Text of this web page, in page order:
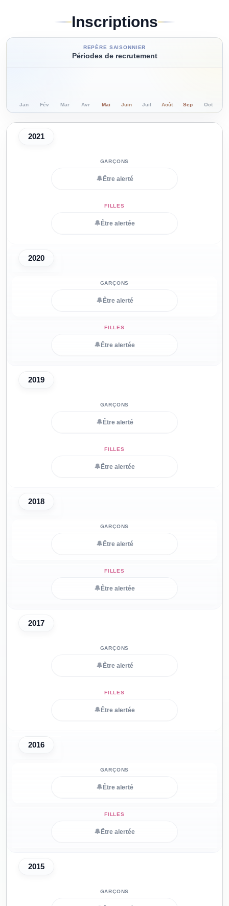
Inscriptions
REPÈRE SAISONNIER
Périodes de recrutement
Jan Fév Mar Avr Mai Juin Juil Août Sep Oct
2021
🔔 Être alerté
🔔 Être alertée
2020
🔔 Être alerté
🔔 Être alertée
2019
🔔 Être alerté
🔔 Être alertée
2018
🔔 Être alerté
🔔 Être alertée
2017
🔔 Être alerté
🔔 Être alertée
2016
🔔 Être alerté
🔔 Être alertée
2015